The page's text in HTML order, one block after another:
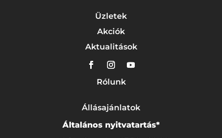
Üzletek
Akciók
Aktualitások
Rólunk
Állásajánlatok
Általános nyitvatartás*